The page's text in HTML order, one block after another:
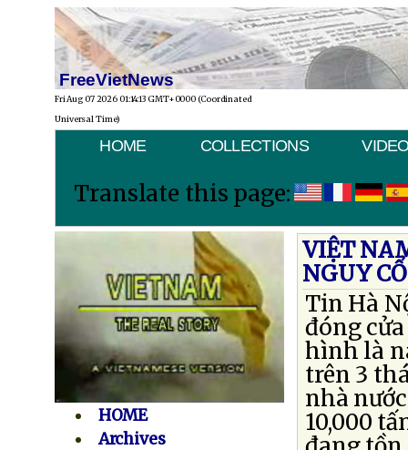
FreeVietNews
Fri Aug 07 2026 01:14:13 GMT+0000 (Coordinated
Universal Time)
HOME COLLECTIONS
Translate this page:
HOME
Archives
VIỆT
NGUY
Tin Hà
đóng
hình là
trên 3
nhà
10,000